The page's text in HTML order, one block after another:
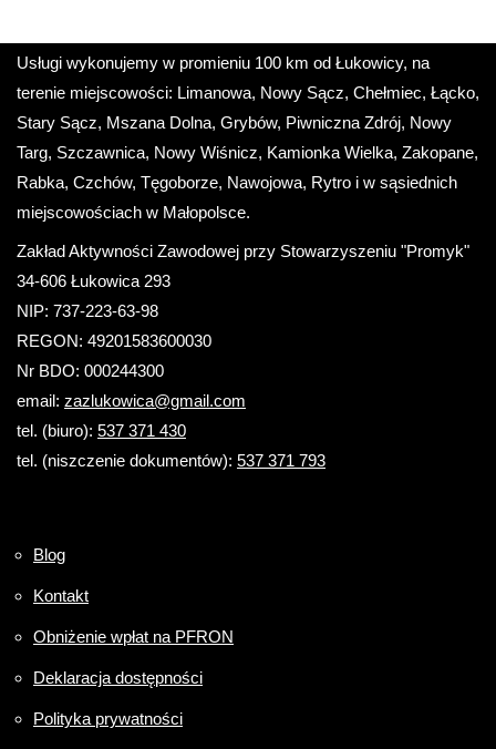
Usługi wykonujemy w promieniu 100 km od Łukowicy, na
terenie miejscowości: Limanowa, Nowy Sącz, Chełmiec, Łącko,
Stary Sącz, Mszana Dolna, Grybów, Piwniczna Zdrój, Nowy
Targ, Szczawnica, Nowy Wiśnicz, Kamionka Wielka, Zakopane,
Rabka, Czchów, Tęgoborze, Nawojowa, Rytro i w sąsiednich
miejscowościach w Małopolsce.
Zakład Aktywności Zawodowej przy Stowarzyszeniu "Promyk"
34-606 Łukowica 293
NIP: 737-223-63-98
REGON: 49201583600030
Nr BDO: 000244300
email: zazlukowica@gmail.com
tel. (biuro): 537 371 430
tel. (niszczenie dokumentów): 537 371 793
Blog
Kontakt
Obniżenie wpłat na PFRON
Deklaracja dostępności
Polityka prywatności